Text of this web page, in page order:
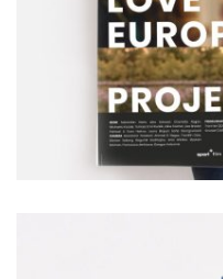
Plakate